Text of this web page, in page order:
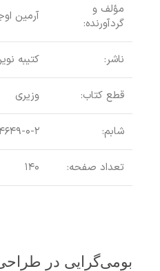
مؤلف و
گردآورنده:
آرمین
ناشر: کتیبه
قطع کتاب: وزیری
شابم: ۹۷۹-۰-
تعداد صفحه: ۱۴۰
بومی‌گرایی در